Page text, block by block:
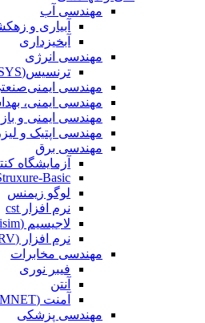
مهندسی آب
آبیاری و
آبخیزداری
مهندسی انرژی
ترنسیس(TRNSYS)
مهندسی
مهندسی ایمنی،
مهندسی ایمنی‌ و‌
مهندسی اپتیک و لیزر
مهندسی برق
آزمایشگاه
Basic
لوگو زیمنس
نرم افزار cst
لاجیسیم (Logisim)
نرم افزار (EMTP-RV)
مهندسی مخابرات
فیبر نوری
آنتن
آمنت (OMNET)
مهندسی پزشکی